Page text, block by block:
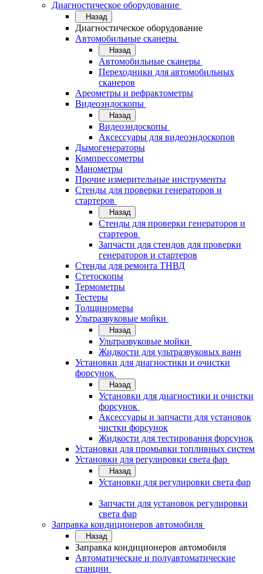
Диагностическое оборудование
Назад
Диагностическое оборудование
Автомобильные сканеры
Назад
Автомобильные сканеры
Переходники для автомобильных
сканеров
Ареометры и рефрактометры
Видеоэндоскопы
Назад
Видеоэндоскопы
Аксессуары для видеоэндоскопов
Дымогенераторы
Компрессометры
Манометры
Прочие измерительные инструменты
Стенды для проверки генераторов и
стартеров
Назад
Стенды для проверки генераторов и
стартеров
Запчасти для стендов для проверки
генераторов и стартеров
Стенды для ремонта ТНВД
Стетоскопы
Термометры
Тестеры
Толщиномеры
Ультразвуковые мойки
Назад
Ультразвуковые мойки
Жидкости для ультразвуковых ванн
Установки для диагностики и очистки
форсунок
Назад
Установки для диагностики и очистки
форсунок
Аксессуары и запчасти для установок
чистки форсунок
Жидкости для тестирования форсунок
Установки для промывки топливных систем
Установки для регулировки света фар
Назад
Установки для регулировки света фар
Запчасти для установок регулировки
света фар
Заправка кондиционеров автомобиля
Назад
Заправка кондиционеров автомобиля
Автоматические и полуавтоматические
станции